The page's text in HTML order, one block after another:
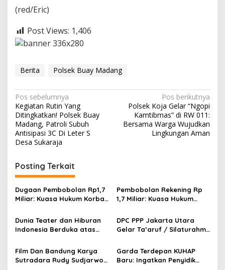
(red/Eric)
Post Views: 1,406
Berita Polsek Buay Madang
N
a
v
i
a
s
i
o
Pos sebelumnya
Kegiatan Rutin Yang
Ditingkatkan! Polsek Buay
Madang, Patroli Subuh
Antisipasi 3C Di Leter S
Desa Sukaraja
Pos berikutnya
Polsek Koja Gelar “Ngopi
Kamtibmas” di RW 011:
Bersama Warga Wujudkan
Lingkungan Aman
Posting Terkait
Dugaan Pembobolan Rp1,7
Miliar: Kuasa Hukum Korban
Keterlibatan Internal Bank
Aladin Syariah
Pembobolan Rekening Rp
1,7 Miliar: Kuasa Hukum
Pihak Internal Bank Aladin
Syariah
Dunia Teater dan Hiburan
Indonesia Berduka atas
Diding Boneng
DPC PPP Jakarta Utara
Gelar Ta’aruf / Silaturahmi
Pengurus Baru, Fokus
Konsolidasi Jelang
Musancab 13 September
Film Dan Bandung Karya
Sutradara Rudy Sudjarwo:
Garda Terdepan KUHAP
Baru: Ingatkan Penyidik